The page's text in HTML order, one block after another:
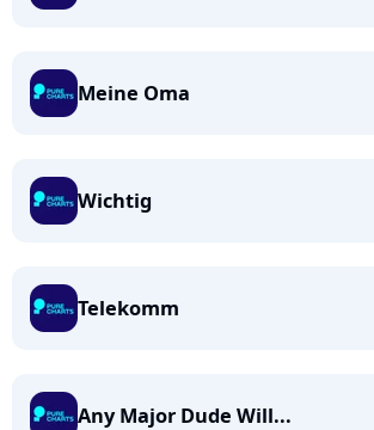
Meine Oma
Wichtig
Telekomm
Any Major Dude Will...